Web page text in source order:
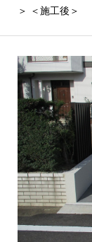
＞ ＜施工後＞